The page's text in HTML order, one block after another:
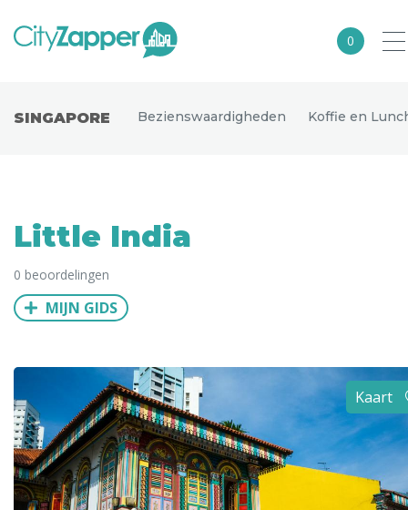
0
Europa
Noord-Amerika
Azië
Uitgelichte bestemmingen
Alle steden
SINGAPORE Bezienswaardigheden Koffie en
Little India
0 beoordelingen
MIJN GIDS
Kaart